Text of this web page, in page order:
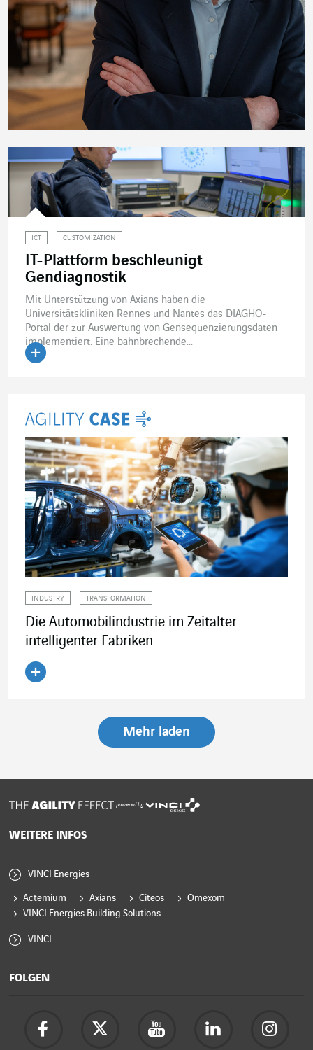
ICT CUSTOMIZATION
IT-Plattform beschleunigt
Gendiagnostik
Mit Unterstützung von Axians haben die
Universitätskliniken Rennes und Nantes das DIAGHO-
Portal der zur Auswertung von Gensequenzierungsdaten
implementiert. Eine bahnbrechende...
INDUSTRY TRANSFORMATION
Die Automobilindustrie im Zeitalter
intelligenter Fabriken
Mehr laden
powered by
WEITERE INFOS
VINCI Energies
Actemium Axians Citeos
Omexom
VINCI Energies Building Solutions
VINCI
FOLGEN